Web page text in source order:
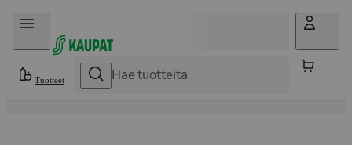
Hyppää sisältöön
Tuotteet